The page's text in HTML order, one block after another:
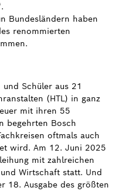
Bundesländern haben
renommierten
Schüler aus 21
(HTL) in ganz
mit ihren 55
begehrten Bosch
oftmals auch
wird. Am 12. Juni 2025
mit zahlreichen
Wirtschaft statt. Und
18. Ausgabe des größten